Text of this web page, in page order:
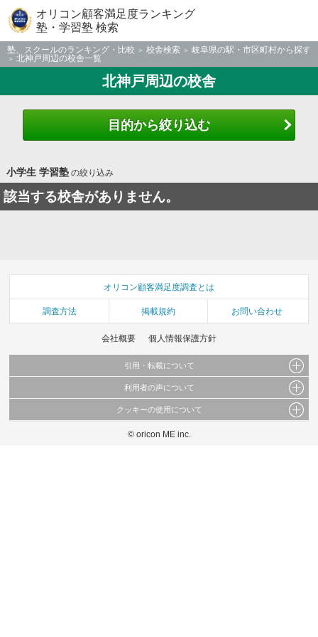
オリコン顧客満足度ランキング
塾・学習塾 検索
塾、スクールのランキング・比較 校舎検索
岐阜県の駅・市区町村から探す
北神戸周辺の校舎一覧
北神戸周辺の校舎
目的から絞り込む
小学生 学習塾の絞り込み
該当する校舎がありません。
オリコン顧客満足度調査とは
調査方法 掲載規約 お問い合わせ
会社概要 個人情報保護方針
引用・転載について
当サイトで公開されている情報（文字、写真、イラスト、画像データ等）及びこれらの配
これらの情報を権利者の許可なく無断転載・複製などの二次利用を行うことは固く禁じて
利用者の声について
当サイトに掲載している内容はすべてサービスの利用者が提出された見解・感想です。
弊社の見解・ 意見ではないことをご理解いただいた上でご覧ください。
クッキーの使用について
このサイトでは Cookie を使用して、ユーザーに合わせたコンテンツや広告の表示、ソー
© oricon ME inc.